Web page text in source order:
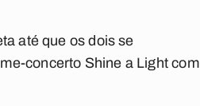
até que os dois se
concerto Shine a Light com